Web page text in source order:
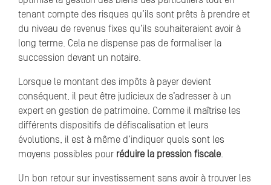
tenant compte des risques qu’ils sont prêts à prendre et
du niveau de revenus fixes qu’ils souhaiteraient avoir à
long terme. Cela ne dispense pas de formaliser la
succession devant un notaire.
Lorsque le montant des impôts à payer devient
conséquent, il peut être judicieux de s’adresser à un
expert en gestion de patrimoine. Comme il maîtrise les
différents dispositifs de défiscalisation et leurs
évolutions, il est à même d’indiquer quels sont les
moyens possibles pour réduire la pression fiscale.
Un bon retour sur investissement sans avoir à trouver les